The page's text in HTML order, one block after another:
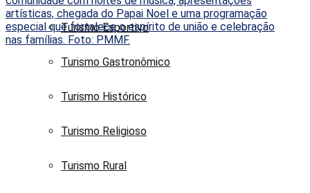
Turismo Esportivo
Turismo Gastronômico
Turismo Histórico
Turismo Religioso
Turismo Rural